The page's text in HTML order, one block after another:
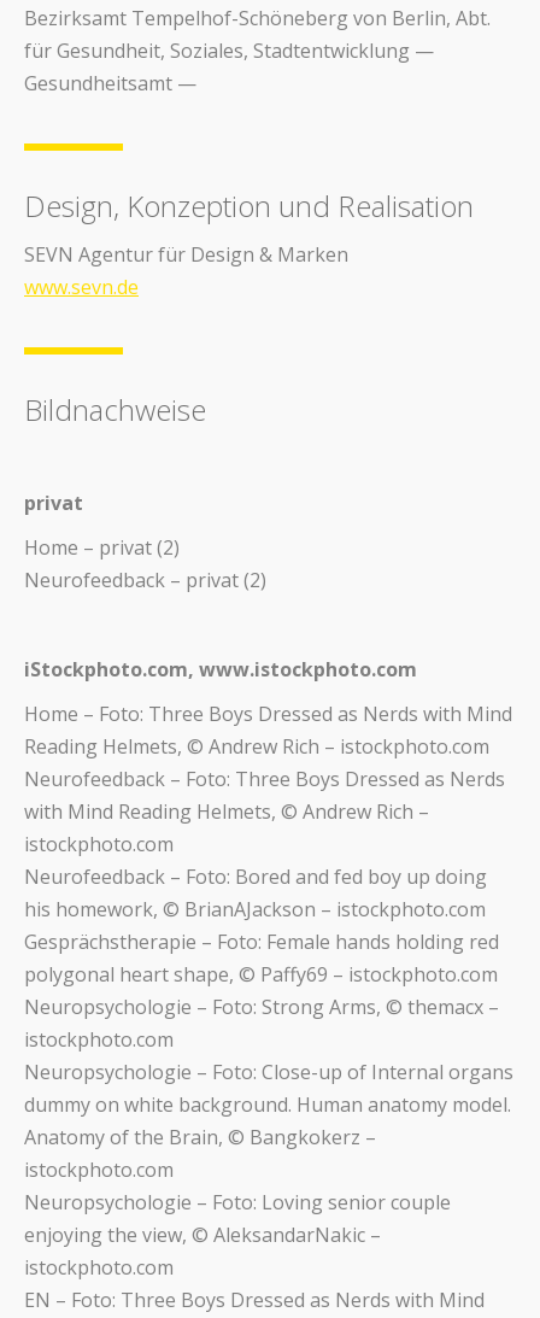
Bezirksamt Tempelhof-Schöneberg von Berlin, Abt.
für Gesundheit, Soziales, Stadtentwicklung —
Gesundheitsamt —
Design, Konzeption und Realisation
SEVN Agentur für Design & Marken
www.sevn.de
Bildnachweise
privat
Home – privat (2)
Neurofeedback – privat (2)
iStockphoto.com, www.istockphoto.com
Home – Foto: Three Boys Dressed as Nerds with Mind
Reading Helmets, © Andrew Rich – istockphoto.com
Neurofeedback – Foto: Three Boys Dressed as Nerds
with Mind Reading Helmets, © Andrew Rich –
istockphoto.com
Neurofeedback – Foto: Bored and fed boy up doing
his homework, © BrianAJackson – istockphoto.com
Gesprächstherapie – Foto: Female hands holding red
polygonal heart shape, © Paffy69 – istockphoto.com
Neuropsychologie – Foto: Strong Arms, © themacx –
istockphoto.com
Neuropsychologie – Foto: Close-up of Internal organs
dummy on white background. Human anatomy model.
Anatomy of the Brain, © Bangkokerz –
istockphoto.com
Neuropsychologie – Foto: Loving senior couple
enjoying the view, © AleksandarNakic –
istockphoto.com
EN – Foto: Three Boys Dressed as Nerds with Mind